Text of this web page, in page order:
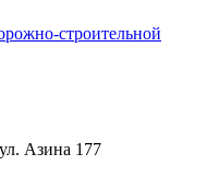
строительной
Азина 177